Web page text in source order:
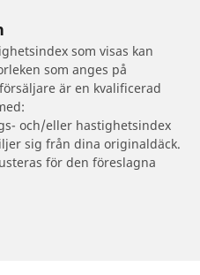
som visas kan
som anges på
är en kvalificerad
och/eller hastighetsindex
sig från dina originaldäck.
för den föreslagna